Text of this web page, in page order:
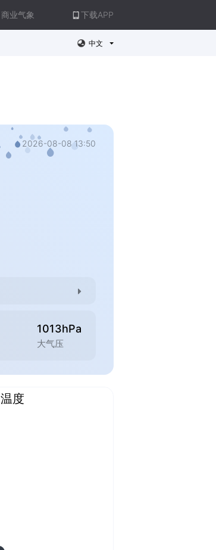
商业气象 下载APP
中文
2026-08-08 13:50
1013hPa
大气压
温度